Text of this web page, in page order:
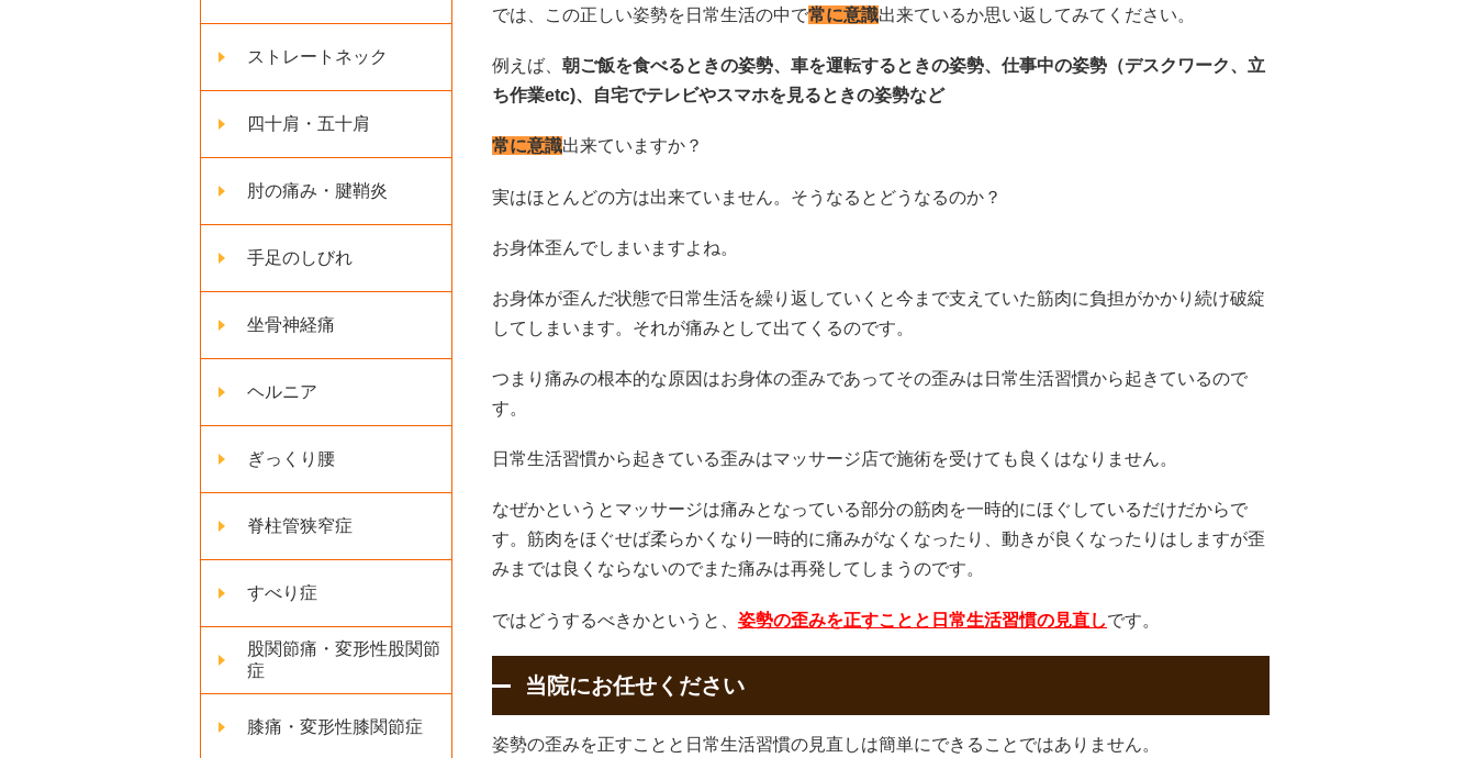
ストレートネック
四十肩・五十肩
肘の痛み・腱鞘炎
手足のしびれ
坐骨神経痛
ヘルニア
ぎっくり腰
脊柱管狭窄症
すべり症
股関節痛・変形性股関節
症
膝痛・変形性膝関節症
では、この正しい姿勢を日常生活の中で常に意識出来ているか思い返してみてください。
例えば、 朝ご飯を食べるときの姿勢、車を運転するときの姿勢、仕事中の姿勢（デスクワーク、立
ち作業etc)、自宅でテレビやスマホを見るときの姿勢など
常に意識出来ていますか？
実はほとんどの方は出来ていません。そうなるとどうなるのか？
お身体歪んでしまいますよね。
お身体が歪んだ状態で日常生活を繰り返していくと今まで支えていた筋肉に負担がかかり続け破綻
してしまいます。それが痛みとして出てくるのです。
つまり痛みの根本的な原因はお身体の歪みであってその歪みは日常生活習慣から起きているので
す。
日常生活習慣から起きている歪みはマッサージ店で施術を受けても良くはなりません。
なぜかというとマッサージは痛みとなっている部分の筋肉を一時的にほぐしているだけだからで
す。筋肉をほぐせば柔らかくなり一時的に痛みがなくなったり、動きが良くなったりはしますが歪
みまでは良くならないのでまた痛みは再発してしまうのです。
ではどうするべきかというと、 姿勢の歪みを正すことと日常生活習慣の見直しです。
当院にお任せください
姿勢の歪みを正すことと日常生活習慣の見直しは簡単にできることではありません。